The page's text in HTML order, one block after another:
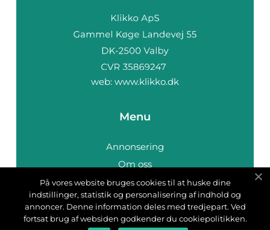
web: www.klikko.dk
Menu
Annonsering
Om oss
Cookies
Kontakta oss
Sitemap
På vores website bruges cookies til at huske dine
indstillinger, statistik og personalisering af indhold og
annoncer. Denne information deles med tredjepart. Ved
fortsat brug af websiden godkender du cookiepolitikken.